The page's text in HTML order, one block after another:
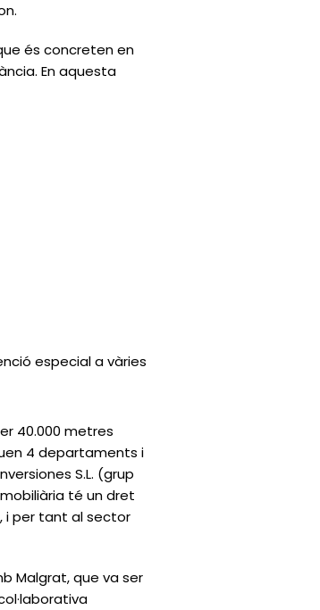
és concreten en
En aquesta
especial a vàries
40.000 metres
4 departaments i
S.L. (grup
té un dret
i per tant al sector
Malgrat, que va ser